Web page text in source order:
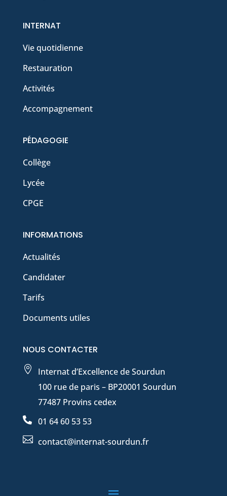
INTERNAT
Vie quotidienne
Restauration
Activités
Accompagnement
PÉDAGOGIE
Collège
Lycée
CPGE
INFORMATIONS
Actualités
Candidater
Tarifs
Documents utiles
NOUS CONTACTER

Internat d’Excellence de Sourdun
100 rue de paris – BP20001 Sourdun
77487 Provins cedex
 01 64 60 53 53
 contact@internat-sourdun.fr